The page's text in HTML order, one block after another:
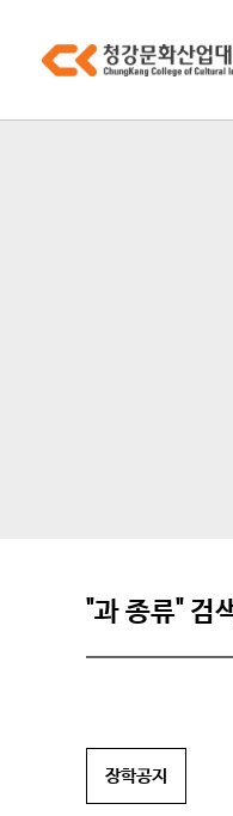
"과 종류" 검
장학공지